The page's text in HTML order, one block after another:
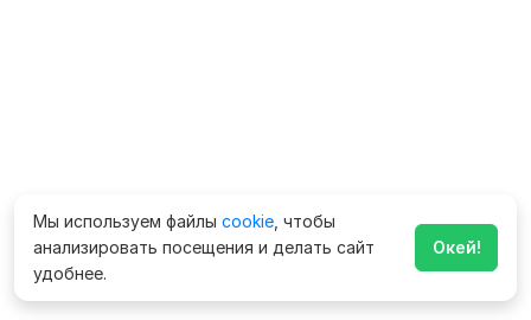
Мы используем файлы cookie , чтобы
анализировать посещения и делать сайт
удобнее.
Окей!